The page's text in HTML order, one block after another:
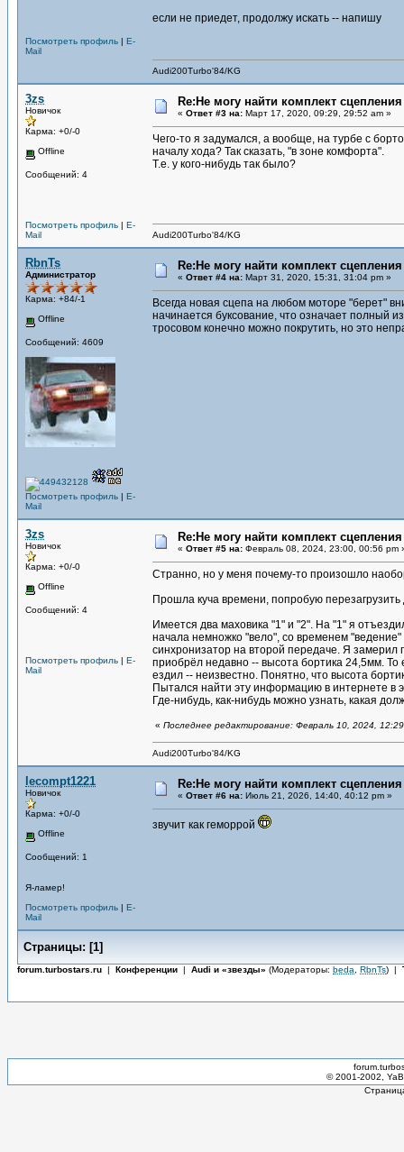
Посмотреть профиль | E-
Mail
если не приедет, продолжу искать -- напишу
Audi200Turbo'84/KG
3zs
Новичок
Карма: +0/-0
Offline
Сообщений: 4
Посмотреть профиль | E-
Mail
Re:Не могу найти комплект
« Ответ #3 на: Март 17, 2020, 09:29, 29:52 am »
Чего-то я задумался, а вообще, на турбе с
началу хода? Так сказать, "в зоне комфорта".
Т.е. у кого-нибудь так было?
Audi200Turbo'84/KG
RbnTs
Администратор
Карма: +84/-1
Offline
Сообщений: 4609
Посмотреть профиль | E-
Mail
Re:Не могу найти комплект
« Ответ #4 на: Март 31, 2020, 15:31, 31:04 pm »
Всегда новая сцепа на любом моторе "берет"
начинается буксование, что означает полный
тросовом конечно можно покрутить, но это
3zs
Новичок
Карма: +0/-0
Offline
Сообщений: 4
Посмотреть профиль | E-
Mail
Re:Не могу найти комплект
« Ответ #5 на: Февраль 08, 2024, 23:00, 00:56 pm
Странно, но у меня почему-то произошло
Прошла куча времени, попробую перезагрузить
Имеется два маховика "1" и "2". На "1" я
начала немножко "вело", со временем
синхронизатор на второй передаче. Я замерил
приобрёл недавно -- высота бортика 24,5мм.
ездил -- неизвестно. Понятно, что высота
Пытался найти эту информацию в интернете в
Где-нибудь, как-нибудь можно узнать, какая
« Последнее редактирование: Февраль 10, 2024,
Audi200Turbo'84/KG
lecompt1221
Новичок
Карма: +0/-0
Offline
Сообщений: 1
Я-ламер!
Посмотреть профиль | E-
Mail
Re:Не могу найти комплект
« Ответ #6 на: Июль 21, 2026, 14:40, 40:12 pm »
звучит как геморрой
Страницы: [1]
forum.turbostars.ru | Конференции | Audi и «звезды» (Модераторы: beda RbnTs) |
© 2001-2002,